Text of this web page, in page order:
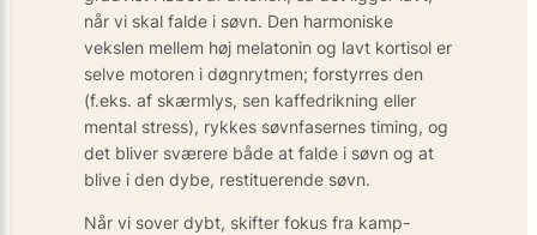
når vi skal falde i søvn. Den harmoniske
vekslen mellem høj melatonin og lavt kortisol er
selve motoren i døgnrytmen; forstyrres den
(f.eks. af skærmlys, sen kaffedrikning eller
mental stress), rykkes søvnfasernes timing, og
det bliver sværere både at falde i søvn og at
blive i den dybe, restituerende søvn.
Når vi sover dybt, skifter fokus fra kamp-